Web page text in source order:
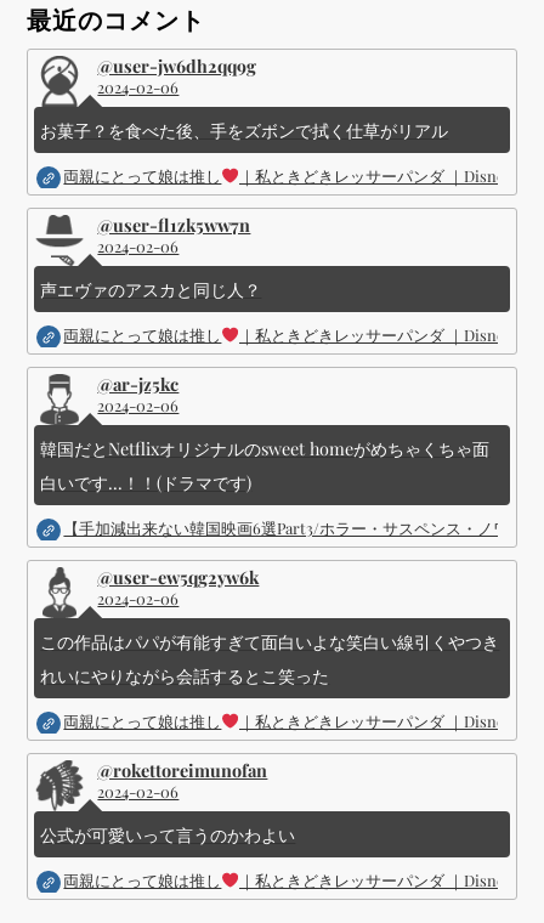
ョ
ン
最近のコメント
@user-jw6dh2qq9g
2024-02-06
お菓子？を食べた後、手をズボンで拭く仕草がリアル
両親にとって娘は推し ｜私ときどきレッサーパンダ ｜Disney (
@user-fl1zk5ww7n
2024-02-06
声エヴァのアスカと同じ人？
両親にとって娘は推し ｜私ときどきレッサーパンダ ｜Disney (
@ar-jz5kc
2024-02-06
韓国だとNetflixオリジナルのsweet homeがめちゃくちゃ面
白いです...！！(ドラマです)
【手加減出来ない韓国映画6選Part3/ホラー・サスペンス・ノワー
@user-ew5qg2yw6k
2024-02-06
この作品はパパが有能すぎて面白いよな笑白い線引くやつき
れいにやりながら会話するとこ笑った
両親にとって娘は推し ｜私ときどきレッサーパンダ ｜Disney (
@rokettoreimunofan
2024-02-06
公式が可愛いって言うのかわよい
両親にとって娘は推し ｜私ときどきレッサーパンダ ｜Disney (